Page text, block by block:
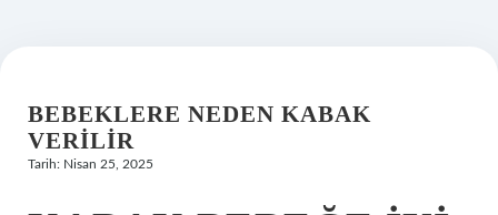
Hakkımızda
BEBEKLERE NEDEN KABAK
VERILIR
Tarih: Nisan 25, 2025